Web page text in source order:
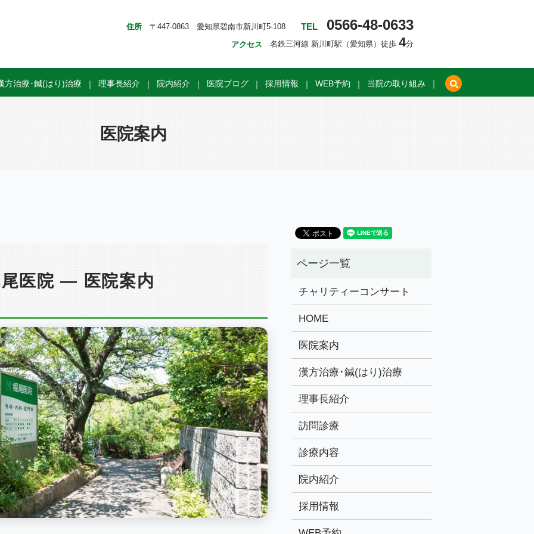
住所 〒447-0863 愛知県碧南市新川町5-108 TEL 0566-48-0633
アクセス 名鉄三河線 新川町駅（愛知県）徒歩 4分
方治療･鍼(はり)治療 理事長紹介 院内紹介 医院ブログ 採用情報 WEB予約 当院の取り組み
医院案内
医院 — 医院案内
チャリティーコンサート
HOME
医院案内
漢方治療･鍼(はり)治療
理事長紹介
訪問診療
診療内容
院内紹介
採用情報